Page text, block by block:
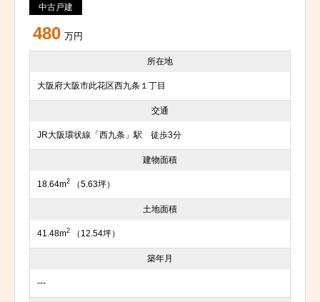
中古戸建
480 万円
所在地
大阪府大阪市此花区西九条１丁目
交通
JR大阪環状線「西九条」駅 徒歩3分
建物面積
18.64m2 （5.63坪）
土地面積
41.48m2 （12.54坪）
築年月
---